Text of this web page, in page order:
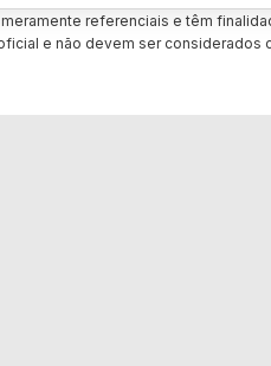
referenciais e têm
e não devem ser considerados